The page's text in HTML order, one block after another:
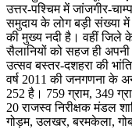
उत्तर-पश्चिम में जांजगीर-
समुदाय के लोग बड़ी संख्या में
की मुख्य नदी है। वहीं जिले
सैलानियों को सहज ही
उत्सव बस्तर-दशहरा की
वर्ष 2011 की जनगणना के
252 है। 759 ग्राम, 349
20 राजस्व निरीक्षक मंडल
गोड़म, उलखर, बरमकेला,